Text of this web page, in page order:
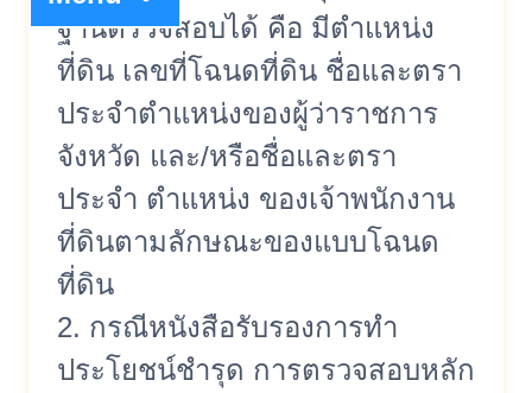
ฐานตรวจสอบได้ คือ มีตำแหน่ง
ที่ดิน เลขที่โฉนดที่ดิน ชื่อและตรา
ประจำตำแหน่งของผู้ว่าราชการ
จังหวัด และ/หรือชื่อและตรา
ประจำ ตำแหน่ง ของเจ้าพนักงาน
ที่ดินตามลักษณะของแบบโฉนด
ที่ดิน
2. กรณีหนังสือรับรองการทำ
ประโยชน์ชำรุด การตรวจสอบหลัก